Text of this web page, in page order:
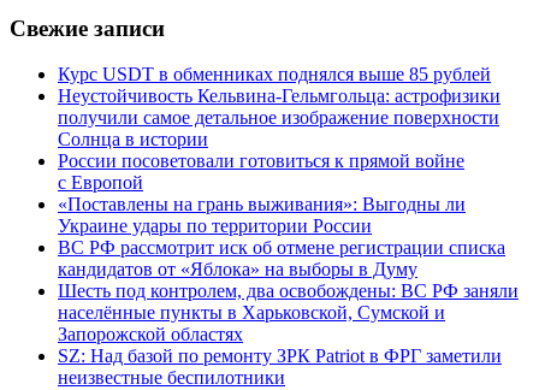
Свежие записи
Курс USDT в обменниках поднялся выше 85 рублей
Неустойчивость Кельвина-Гельмгольца: астрофизики
получили самое детальное изображение поверхности
Солнца в истории
России посоветовали готовиться к прямой войне
с Европой
«Поставлены на грань выживания»: Выгодны ли
Украине удары по территории России
ВС РФ рассмотрит иск об отмене регистрации списка
кандидатов от «Яблока» на выборы в Думу
Шесть под контролем, два освобождены: ВС РФ заняли
населённые пункты в Харьковской, Сумской и
Запорожской областях
SZ: Над базой по ремонту ЗРК Patriot в ФРГ заметили
неизвестные беспилотники